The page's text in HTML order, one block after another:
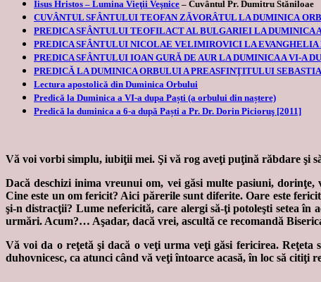
Iisus Hristos – Lumina Vieţii Veşnice – Cuvântul Pr. Dumitru Stăniloae
CUVÂNTUL SFÂNTULUI TEOFAN ZĂVORÂTUL LA DUMINICA
PREDICA SFÂNTULUI TEOFILACT AL BULGARIEI LA DUMINICA
PREDICA SFÂNTULUI NICOLAE VELIMIROVICI LA EVANGHELIA
PREDICA SFÂNTULUI IOAN GURĂ DE AUR LA DUMINICA A VI-A
PREDICĂ LA DUMINICA ORBULUI A PREASFINŢITULUI
Lectura apostolică din Duminica Orbului
Predică la Duminica a VI-a dupa Paști (a orbului din naștere)
Predică la duminica a 6-a după Paști a Pr. Dr. Dorin Picioruş [2011]
Vă voi vorbi simplu, iubiţii mei. Şi vă rog aveţi puţină răbdare şi
Dacă deschizi inima vreunui om, vei găsi multe pasiuni,
Cine este un om fericit? Aici părerile sunt diferite. Oare este
şi-n distracţii? Lume nefericită, care alergi să-ţi potoleşti setea în
urmări. Acum?… Aşadar, dacă vrei, ascultă ce recomandă
Vă voi da o reţetă şi dacă o veţi urma veţi găsi fericirea.
duhovnicesc, ca atunci când vă veţi întoarce acasă, în loc să citiţi